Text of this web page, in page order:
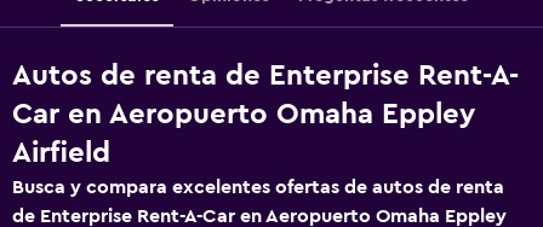
Autos de renta de Enterprise Rent-A-
Car en Aeropuerto Omaha Eppley
Airfield
Busca y compara excelentes ofertas de autos de renta
de Enterprise Rent-A-Car en Aeropuerto Omaha Eppley